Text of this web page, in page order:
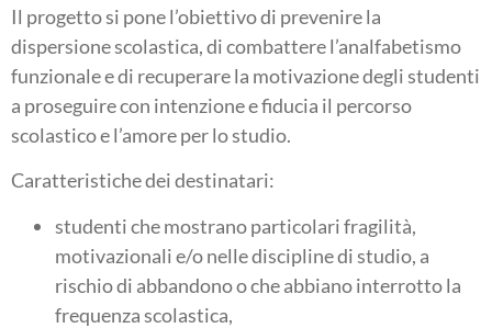
Il progetto si pone l’obiettivo di prevenire la
dispersione scolastica, di combattere l’analfabetismo
funzionale e di recuperare la motivazione degli studenti
a proseguire con intenzione e fiducia il percorso
scolastico e l’amore per lo studio.
Caratteristiche dei destinatari:
studenti che mostrano particolari fragilità,
motivazionali e/o nelle discipline di studio, a
rischio di abbandono o che abbiano interrotto la
frequenza scolastica,